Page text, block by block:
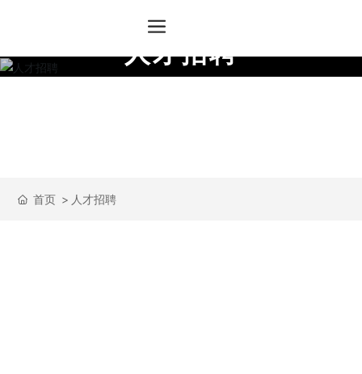
人才招聘
首页 人才招聘